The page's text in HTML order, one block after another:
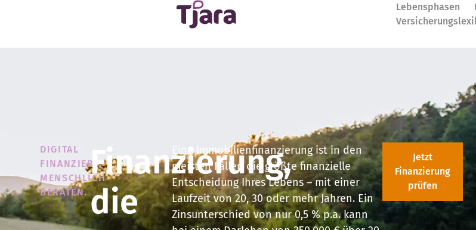
Lebensphasen
DIGITAL
FINANZIERT.
MENSCHLICH
BERATEN.
Finanzierung,
die
Eine Immobilienfinanzierung ist in den
meisten Fällen die größte finanzielle
Entscheidung Ihres Lebens – mit einer
Laufzeit von 20, 30 oder mehr Jahren. Ein
Zinsunterschied von nur 0,5 % p.a. kann
Jetzt
Finanzierung
prüfen